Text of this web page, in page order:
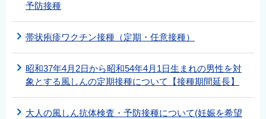
予防接種
帯状疱疹ワクチン接種（定期・任意接種）
昭和37年4月2日から昭和54年4月1日生まれの男性を対
象とする風しんの定期接種について【接種期間延長】
大人の風しん抗体検査・予防接種について(妊娠を希望